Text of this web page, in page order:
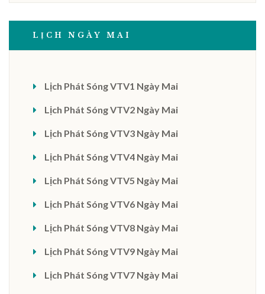
LỊCH NGÀY MAI
Lịch Phát Sóng VTV1 Ngày Mai
Lịch Phát Sóng VTV2 Ngày Mai
Lịch Phát Sóng VTV3 Ngày Mai
Lịch Phát Sóng VTV4 Ngày Mai
Lịch Phát Sóng VTV5 Ngày Mai
Lịch Phát Sóng VTV6 Ngày Mai
Lịch Phát Sóng VTV8 Ngày Mai
Lịch Phát Sóng VTV9 Ngày Mai
Lịch Phát Sóng VTV7 Ngày Mai